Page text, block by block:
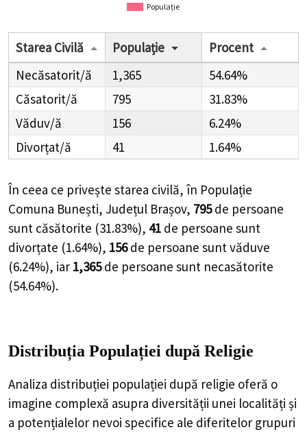
Populație
Starea Civilă Populație
Procent
Necăsatorit/ă
1,365
54.64%
Căsatorit/ă
795
31.83%
Văduv/ă
156
6.24%
Divorțat/ă
41 1.64%
În ceea ce privește starea civilă, în Populație
Comuna Bunești, Județul Brașov, 795 de persoane
sunt căsătorite (31.83%), 41 de persoane sunt
divorțate (1.64%), 156 de persoane sunt văduve
(6.24%), iar 1,365 de persoane sunt necasătorite
(54.64%).
Distribuția Populației după Religie
Analiza distribuției populației după religie oferă o
imagine complexă asupra diversității unei localități și
a potențialelor nevoi specifice ale diferitelor grupuri